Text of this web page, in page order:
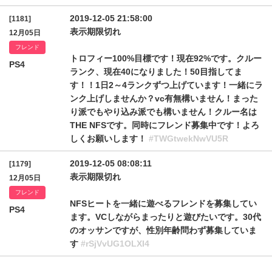
[1181]
12月05日
フレンド
PS4
2019-12-05 21:58:00
表示期限切れ
トロフィー100%目標です！現在92%です。クルー
ランク、現在40になりました！50目指してま
す！！1日2～4ランクずつ上げています！一緒にラ
ンク上げしませんか？vc有無構いません！まった
り派でもやり込み派でも構いません！クルー名は
THE NFSです。同時にフレンド募集中です！よろ
しくお願いします！ #TWGtwekNwVU5R
[1179]
12月05日
フレンド
PS4
2019-12-05 08:08:11
表示期限切れ
NFSヒートを一緒に遊べるフレンドを募集してい
ます。VCしながらまったりと遊びたいです。30代
のオッサンですが、性別年齢問わず募集していま
す #rSjVvUG1OLXI4